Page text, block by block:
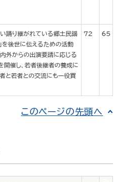
踊り継がれている郷土民謡
を後世に伝えるための活動
外からの出演要請に応じる
開催し、若者後継者の養成に
と若者との交流にも一役買
72 65
このページの先頭へ